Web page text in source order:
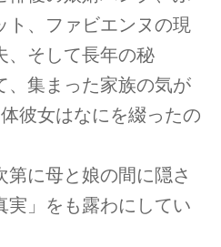
ト、ファビエンヌの現
、そして長年の秘
集まった家族の気が
彼女はなにを綴ったの
第に母と娘の間に隠さ
実」をも露わにしてい